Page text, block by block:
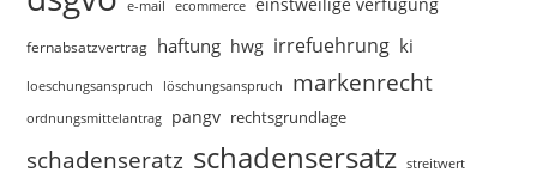
e-mail ecommerce
fernabsatzvertrag haftung hwg irrefuehrung ki
loeschungsanspruch löschungsanspruch markenrecht
ordnungsmittelantrag pangv rechtsgrundlage
schadenseratz schadensersatz streitwert